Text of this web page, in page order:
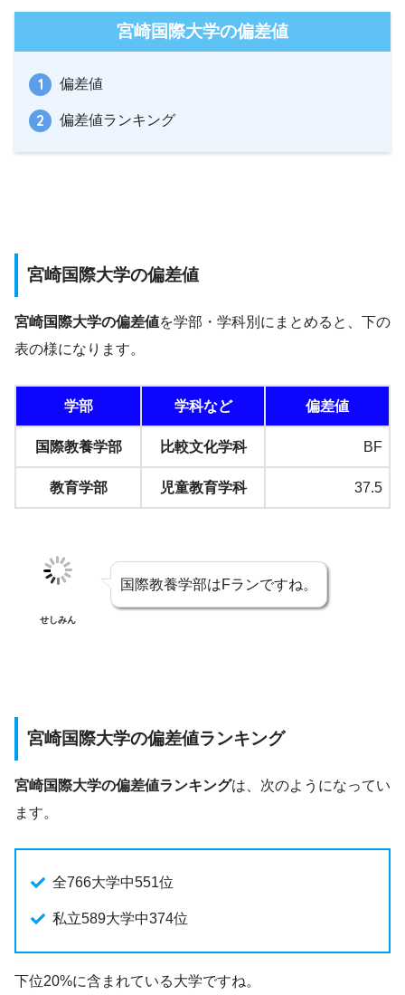
宮崎国際大学の偏差値
偏差値
偏差値ランキング
宮崎国際大学の偏差値
宮崎国際大学の偏差値を学部・学科別にまとめると、下の
表の様になります。
学部 学科など 偏差値
国際教養学部 比較文化学科 BF
教育学部 児童教育学科 37.5
せしみん
国際教養学部はFランですね。
宮崎国際大学の偏差値ランキング
宮崎国際大学の偏差値ランキングは、次のようになってい
ます。
全766大学中551位
私立589大学中374位
下位20%に含まれている大学ですね。